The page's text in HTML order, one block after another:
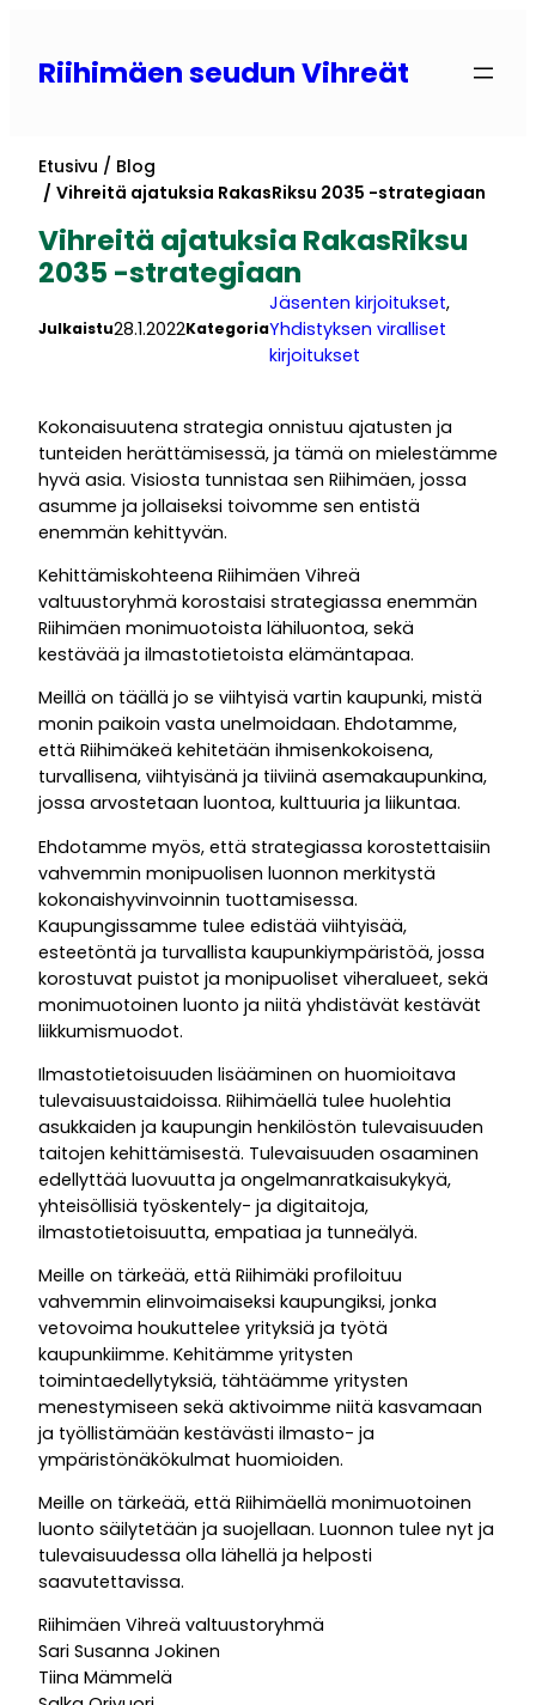
Riihimäen seudun Vihreät
Etusivu
Blog
Vihreitä ajatuksia RakasRiksu 2035 -strategiaan
Vihreitä ajatuksia RakasRiksu
2035 -strategiaan
Julkaistu28.1.2022Kategoria
Jäsenten kirjoitukset
Yhdistyksen viralliset
kirjoitukset
Kokonaisuutena strategia onnistuu ajatusten ja
tunteiden herättämisessä, ja tämä on mielestämme
hyvä asia. Visiosta tunnistaa sen Riihimäen, jossa
asumme ja jollaiseksi toivomme sen entistä
enemmän kehittyvän.
Kehittämiskohteena Riihimäen Vihreä
valtuustoryhmä korostaisi strategiassa enemmän
Riihimäen monimuotoista lähiluontoa, sekä
kestävää ja ilmastotietoista elämäntapaa.
Meillä on täällä jo se viihtyisä vartin kaupunki, mistä
monin paikoin vasta unelmoidaan. Ehdotamme,
että Riihimäkeä kehitetään ihmisenkokoisena,
turvallisena, viihtyisänä ja tiiviinä asemakaupunkina,
jossa arvostetaan luontoa, kulttuuria ja liikuntaa.
Ehdotamme myös, että strategiassa korostettaisiin
vahvemmin monipuolisen luonnon merkitystä
kokonaishyvinvoinnin tuottamisessa.
Kaupungissamme tulee edistää viihtyisää,
esteetöntä ja turvallista kaupunkiympäristöä, jossa
korostuvat puistot ja monipuoliset viheralueet, sekä
monimuotoinen luonto ja niitä yhdistävät kestävät
liikkumismuodot.
Ilmastotietoisuuden lisääminen on huomioitava
tulevaisuustaidoissa. Riihimäellä tulee huolehtia
asukkaiden ja kaupungin henkilöstön tulevaisuuden
taitojen kehittämisestä. Tulevaisuuden osaaminen
edellyttää luovuutta ja ongelmanratkaisukykyä,
yhteisöllisiä työskentely- ja digitaitoja,
ilmastotietoisuutta, empatiaa ja tunneälyä.
Meille on tärkeää, että Riihimäki profiloituu
vahvemmin elinvoimaiseksi kaupungiksi, jonka
vetovoima houkuttelee yrityksiä ja työtä
kaupunkiimme. Kehitämme yritysten
toimintaedellytyksiä, tähtäämme yritysten
menestymiseen sekä aktivoimme niitä kasvamaan
ja työllistämään kestävästi ilmasto- ja
ympäristönäkökulmat huomioiden.
Meille on tärkeää, että Riihimäellä monimuotoinen
luonto säilytetään ja suojellaan. Luonnon tulee nyt ja
tulevaisuudessa olla lähellä ja helposti
saavutettavissa.
Riihimäen Vihreä valtuustoryhmä
Sari Susanna Jokinen
Tiina Mämmelä